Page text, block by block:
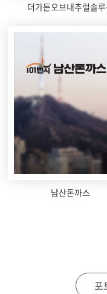
더가든오브내추럴솔루
남산돈까스
포